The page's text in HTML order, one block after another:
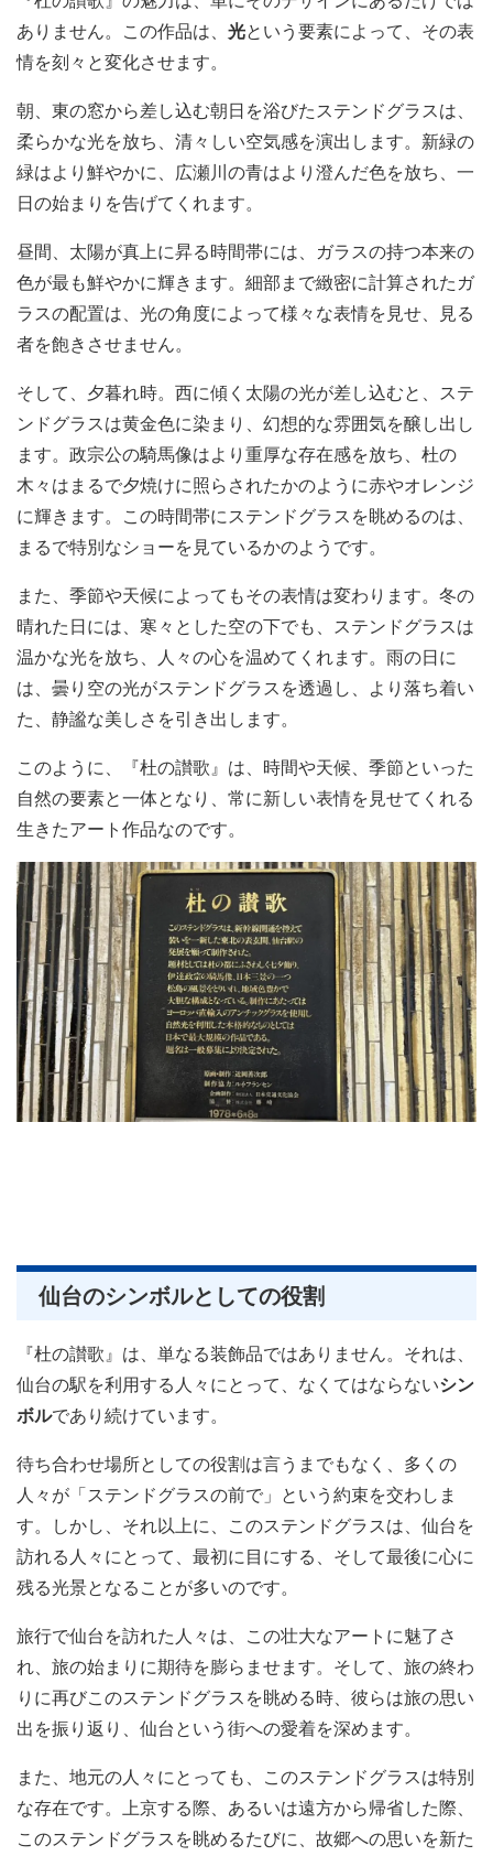
ありません。この作品は、 光という要素によって、その表
情を刻々と変化させます。
朝、東の窓から差し込む朝日を浴びたステンドグラスは、
柔らかな光を放ち、清々しい空気感を演出します。新緑の
緑はより鮮やかに、広瀬川の青はより澄んだ色を放ち、一
日の始まりを告げてくれます。
昼間、太陽が真上に昇る時間帯には、ガラスの持つ本来の
色が最も鮮やかに輝きます。細部まで緻密に計算されたガ
ラスの配置は、光の角度によって様々な表情を見せ、見る
者を飽きさせません。
そして、夕暮れ時。西に傾く太陽の光が差し込むと、ステ
ンドグラスは黄金色に染まり、幻想的な雰囲気を醸し出し
ます。政宗公の騎馬像はより重厚な存在感を放ち、杜の
木々はまるで夕焼けに照らされたかのように赤やオレンジ
に輝きます。この時間帯にステンドグラスを眺めるのは、
まるで特別なショーを見ているかのようです。
また、季節や天候によってもその表情は変わります。冬の
晴れた日には、寒々とした空の下でも、ステンドグラスは
温かな光を放ち、人々の心を温めてくれます。雨の日に
は、曇り空の光がステンドグラスを透過し、より落ち着い
た、静謐な美しさを引き出します。
このように、『杜の讃歌』は、時間や天候、季節といった
自然の要素と一体となり、常に新しい表情を見せてくれる
生きたアート作品なのです。
仙台のシンボルとしての役割
『杜の讃歌』は、単なる装飾品ではありません。それは、
仙台の駅を利用する人々にとって、なくてはならないシン
ボルであり続けています。
待ち合わせ場所としての役割は言うまでもなく、多くの
人々が「ステンドグラスの前で」という約束を交わしま
す。しかし、それ以上に、このステンドグラスは、仙台を
訪れる人々にとって、最初に目にする、そして最後に心に
残る光景となることが多いのです。
旅行で仙台を訪れた人々は、この壮大なアートに魅了さ
れ、旅の始まりに期待を膨らませます。そして、旅の終わ
りに再びこのステンドグラスを眺める時、彼らは旅の思い
出を振り返り、仙台という街への愛着を深めます。
また、地元の人々にとっても、このステンドグラスは特別
な存在です。上京する際、あるいは遠方から帰省した際、
このステンドグラスを眺めるたびに、故郷への思いを新た